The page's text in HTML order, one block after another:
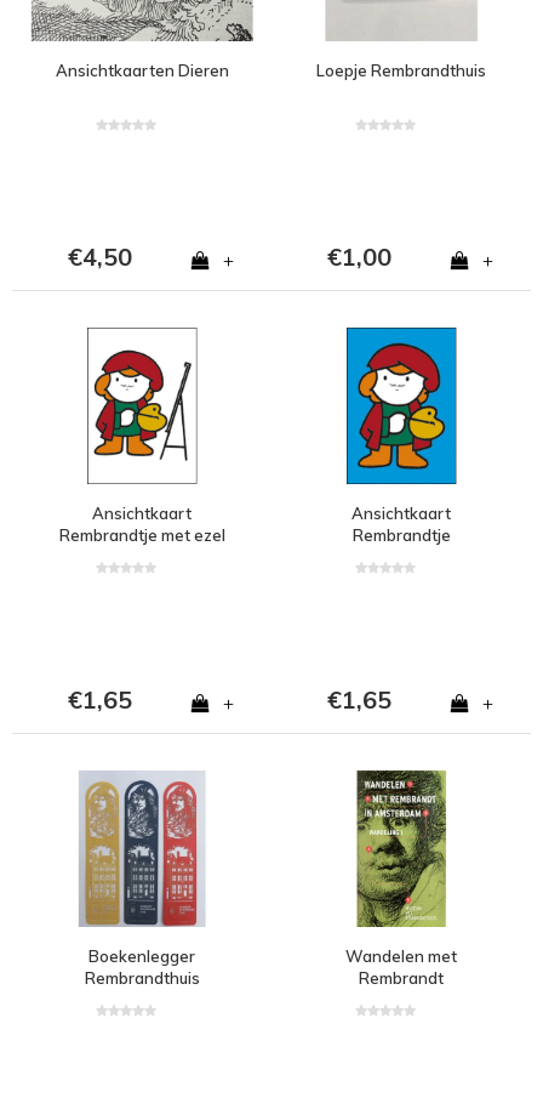
Ansichtkaarten Dieren
€4,50 +
Loepje Rembrandthuis
€1,00 +
Ansichtkaart
Rembrandtje met ezel
€1,65 +
Ansichtkaart
Rembrandtje
€1,65 +
Boekenlegger
Rembrandthuis
Wandelen met
Rembrandt